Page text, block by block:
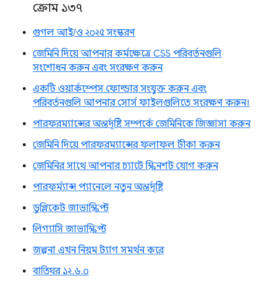
ক্রোম ১৩৭
গুগল আই/ও ২০২৫ সংস্করণ
জেমিনি দিয়ে আপনার কর্মক্ষেত্রে CSS পরিবর্তনগুলি
সংশোধন করুন এবং সংরক্ষণ করুন
একটি ওয়ার্কস্পেস ফোল্ডার সংযুক্ত করুন এবং
পরিবর্তনগুলি আপনার সোর্স ফাইলগুলিতে সংরক্ষণ করুন।
পারফরম্যান্সের অন্তর্দৃষ্টি সম্পর্কে জেমিনিকে জিজ্ঞাসা করুন
জেমিনি দিয়ে পারফরম্যান্সের ফলাফল টীকা করুন
জেমিনির সাথে আপনার চ্যাটে স্ক্রিনশট যোগ করুন
পারফর্ম্যান্স প্যানেলে নতুন অন্তর্দৃষ্টি
ডুপ্লিকেট জাভাস্ক্রিপ্ট
লিগ্যাসি জাভাস্ক্রিপ্ট
জল্পনা এখন নিয়ম ট্যাগ সমর্থন করে
বাতিঘর ১২.৬.০